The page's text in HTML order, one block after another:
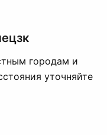
городам и
уточняйте